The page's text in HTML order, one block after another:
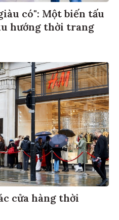
có": Một biến tấu
hướng thời trang
cửa hàng thời